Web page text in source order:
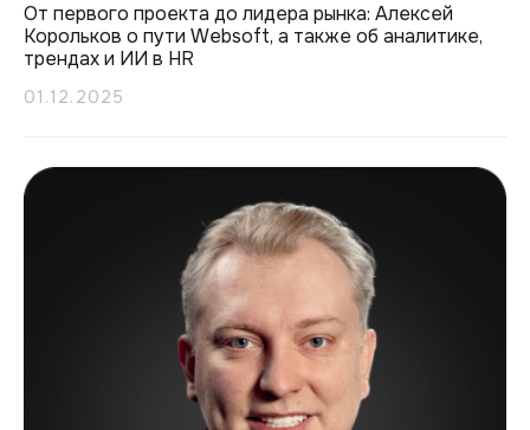
От первого проекта до лидера рынка: Алексей
Корольков о пути Websoft, а также об аналитике,
трендах и ИИ в HR
01.12.2025